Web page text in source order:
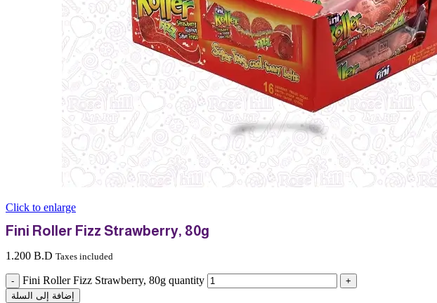
Click to enlarge
Fini Roller Fizz Strawberry, 80g
1.200 B.D Taxes included
Fini Roller Fizz Strawberry, 80g quantity
إضافة إلى السلة